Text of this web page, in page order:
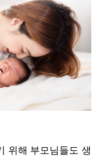
위해 부모님들도 생